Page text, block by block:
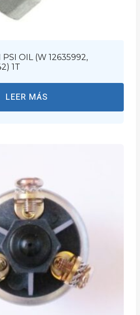
OIL (W 12635992,
1T
LEER MÁS